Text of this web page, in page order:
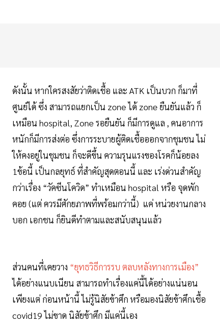
ดังนั้น หากใครสงสัยว่าติดเชื้อ และ ATK เป็นบวก ก็มาที่
ศูนย์ได้ ซึ่ง สามารถแยกเป็น zone ได้ zone ยืนยันแล้ว ก็
เหมือน hospital, Zone รอยืนยัน ก็มีการดูแล , คนอาการ
หนักก็มีการส่งต่อ ซึ่งการระบายผู้ติดเชื้อออกจากชุมชน ไม่
ให้คงอยู่ในชุมชน ก็จะดีขึ้น ความรุนแรงของโรคก็น้อยลง
1ข้อนี้ เป็นกลยุทธ์ ที่สำคัญสุดตอนนี้ และ เร่งด่วนสำคัญ
กว่าเรื่อง “วัคซีนโควิด” ทำเหมือน hospital หรือ จุดพัก
คอย (แต่ ควรมีศักยภาพที่พร้อมกว่านี้) แค่ หน่วยงานกลาง
บอก เอกชน ก็ยินดีทำตามและสนับสนุนแล้ว
ส่วนคนที่เคยวาง “ยุทธวิธีการรบ ตลบหลังทางการเมือง”
ได้อย่างแนบเนียน สามารถทำเรื่องแค่นี้ได้อย่างแน่นอน
เพียงแต่ ก่อนหน้านี้ ไม่รู้นิสัยข้าศึก หรือมองนิสัยข้าศึกเชื้อ
covid19 ไม่ขาด นิสัยข้าศึก มีแค่นี้เอง